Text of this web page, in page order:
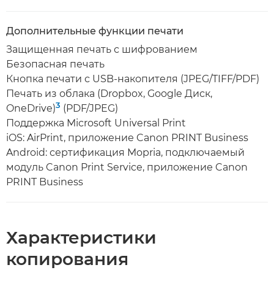
Дополнительные функции печати
Защищенная печать с шифрованием
Безопасная печать
Кнопка печати с USB-накопителя (JPEG/TIFF/PDF)
Печать из облака (Dropbox, Google Диск,
OneDrive)3 (PDF/JPEG)
Поддержка Microsoft Universal Print
iOS: AirPrint, приложение Canon PRINT Business
Android: сертификация Mopria, подключаемый
модуль Canon Print Service, приложение Canon
PRINT Business
Характеристики
копирования